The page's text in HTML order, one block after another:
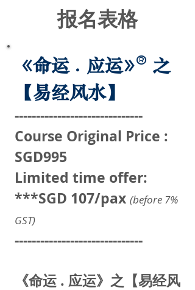
报名表格
《命运 . 应运》® 之
【易经风水】
------------------------------
Course Original Price :
SGD995
Limited time offer:
***SGD 107/pax (before 7%
GST)
------------------------------
《命运 . 应运》之【易经风